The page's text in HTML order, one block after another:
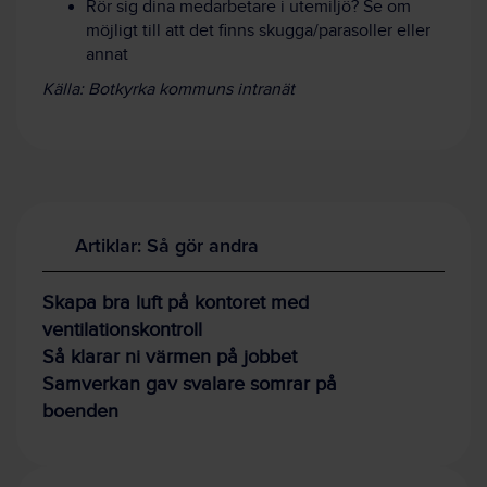
Rör sig dina medarbetare i utemiljö? Se om
möjligt till att det finns skugga/parasoller eller
annat
Källa: Botkyrka kommuns intranät
Artiklar: Så gör andra
Skapa bra luft på kontoret med
ventilationskontroll
Så klarar ni värmen på jobbet
Samverkan gav svalare somrar på
boenden